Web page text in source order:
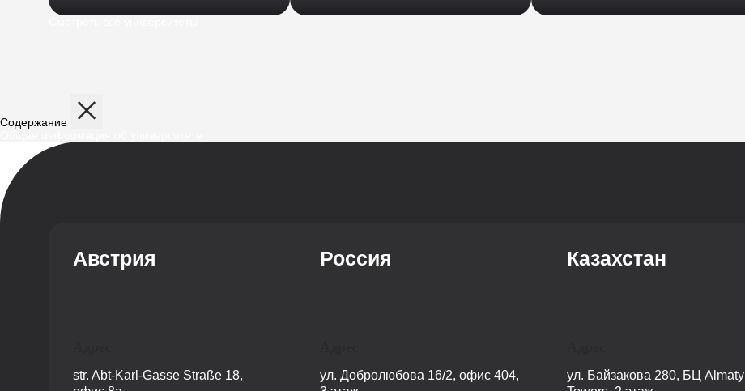
Содержание
Австрия
str. Abt-Karl-Gasse Straße 18,
Россия
ул. Добролюбова 16/2, офис 404,
Казахстан
ул. Байзакова 280, БЦ Almaty